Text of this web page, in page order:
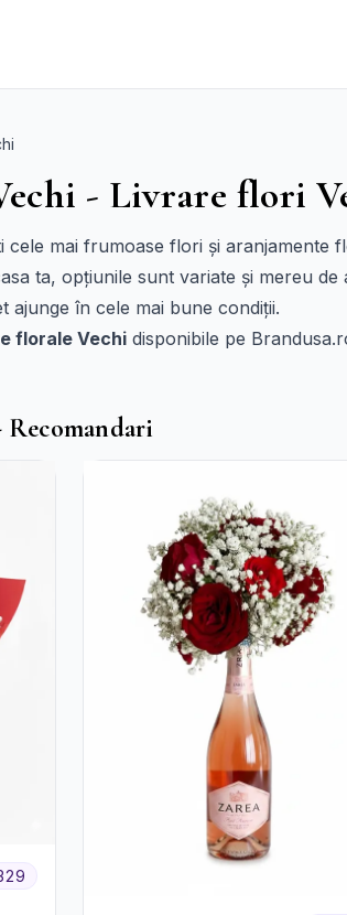
- Livrare flori
cele mai frumoase flori și aranjamente
ta, opțiunile sunt variate și mereu
ajunge în cele mai bune condiții.
florale Vechi disponibile pe